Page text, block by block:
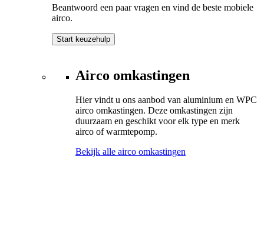
Beantwoord een paar vragen en vind de beste mobiele
airco.
Start keuzehulp
Airco omkastingen
Hier vindt u ons aanbod van aluminium en WPC
airco omkastingen. Deze omkastingen zijn
duurzaam en geschikt voor elk type en merk
airco of warmtepomp.
Bekijk alle airco omkastingen